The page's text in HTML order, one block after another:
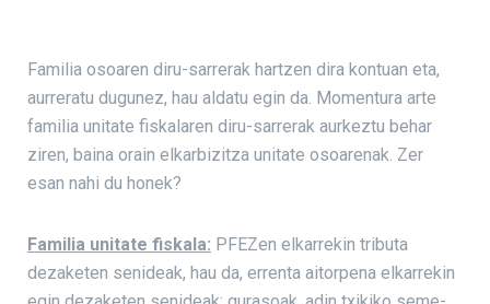
Familia osoaren diru-sarrerak hartzen dira kontuan eta,
aurreratu dugunez, hau aldatu egin da. Momentura arte
familia unitate fiskalaren diru-sarrerak aurkeztu behar
ziren, baina orain elkarbizitza unitate osoarenak. Zer
esan nahi du honek?
Familia unitate fiskala: PFEZen elkarrekin tributa
dezaketen senideak, hau da, errenta aitorpena elkarrekin